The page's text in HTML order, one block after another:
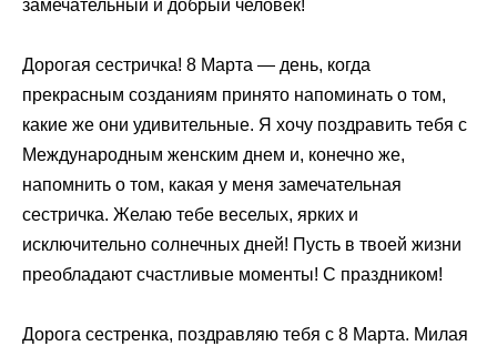
замечательный и добрый человек!
Дорогая сестричка! 8 Марта — день, когда
прекрасным созданиям принято напоминать о том,
какие же они удивительные. Я хочу поздравить тебя с
Международным женским днем и, конечно же,
напомнить о том, какая у меня замечательная
сестричка. Желаю тебе веселых, ярких и
исключительно солнечных дней! Пусть в твоей жизни
преобладают счастливые моменты! С праздником!
Дорога сестренка, поздравляю тебя с 8 Марта. Милая